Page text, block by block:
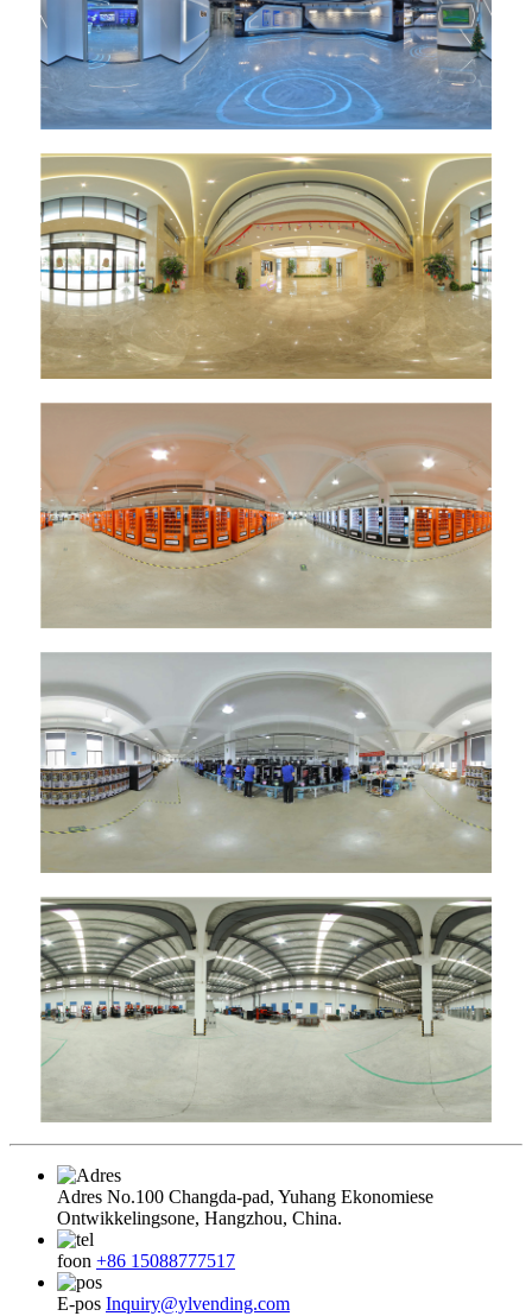
Adres No.100 Changda-pad, Yuhang Ekonomiese
Ontwikkelingsone, Hangzhou, China.
foon +86 15088777517
E-pos Inquiry@ylvending.com